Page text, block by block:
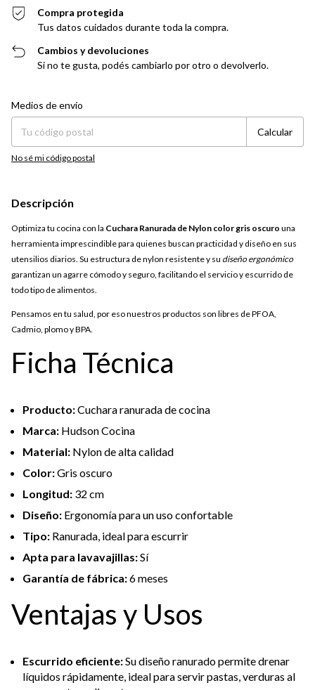
Compra protegida
Tus datos cuidados durante toda la compra.
Cambios y devoluciones
Si no te gusta, podés cambiarlo por otro o devolverlo.
Entregas para el CP:
Medios de envío
Calcular
No sé mi código postal
Descripción
Optimiza tu cocina con la Cuchara Ranurada de Nylon color gris oscuro una
herramienta imprescindible para quienes buscan practicidad y diseño en sus
utensilios diarios. Su estructura de nylon resistente y su diseño ergonómico
garantizan un agarre cómodo y seguro, facilitando el servicio y escurrido de
todo tipo de alimentos.
Pensamos en tu salud, por eso nuestros productos son libres de PFOA,
Cadmio, plomo y BPA.
Ficha Técnica
Producto:Cuchara ranurada de cocina
Marca: Hudson Cocina
Material: Nylon de alta calidad
Color:Gris oscuro
Longitud: 32 cm
Diseño: Ergonomía para un uso confortable
Tipo: Ranurada, ideal para escurrir
Apta para lavavajillas:Sí
Garantía de fábrica:6 meses
Ventajas y Usos
Escurrido eficiente:Su diseño ranurado permite drenar
líquidos rápidamente, ideal para servir pastas, verduras al